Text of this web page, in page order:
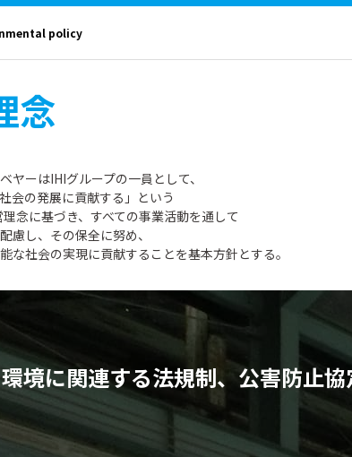
policy
念
ヤーはIHIグループの一員として、
会の発展に貢献する」という
理念に基づき、すべての事業活動を通して
慮し、その保全に努め、
な社会の実現に貢献することを基本方針とする。
環境に関連する法規制、公害防止